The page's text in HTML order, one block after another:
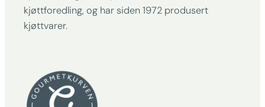
kjøttforedling, og har siden 1972 produsert
kjøttvarer.